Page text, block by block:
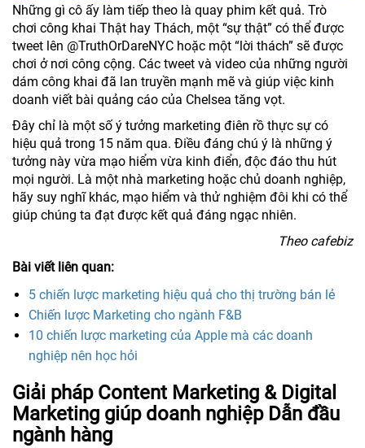
Những gì cô ấy làm tiếp theo là quay phim kết quả. Trò
chơi công khai Thật hay Thách, một “sự thật” có thể được
tweet lên @TruthOrDareNYC hoặc một “lời thách” sẽ được
chơi ở nơi công cộng. Các tweet và video của những người
dám công khai đã lan truyền mạnh mẽ và giúp việc kinh
doanh viết bài quảng cáo của Chelsea tăng vọt.
Đây chỉ là một số ý tưởng marketing điên rồ thực sự có
hiệu quả trong 15 năm qua. Điều đáng chú ý là những ý
tưởng này vừa mạo hiểm vừa kinh điển, độc đáo thu hút
mọi người. Là một nhà marketing hoặc chủ doanh nghiệp,
hãy suy nghĩ khác, mạo hiểm và thử nghiệm đôi khi có thể
giúp chúng ta đạt được kết quả đáng ngạc nhiên.
Theo cafebiz
Bài viết liên quan:
5 chiến lược marketing hiệu quả cho thị trường bán lẻ
Chiến lược Marketing cho ngành F&B
10 chiến lược marketing của Apple mà các doanh
nghiệp nên học hỏi
Giải pháp Content Marketing & Digital
Marketing giúp doanh nghiệp Dẫn đầu
ngành hàng